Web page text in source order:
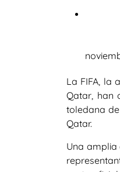
La FIFA, la
Qatar, han
toledana
Qatar.
Una amplia